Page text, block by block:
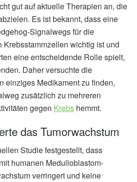
gut auf aktuelle Therapien an, die
Es ist bekannt, dass eine
Signalwegs für die
Krebsstammzellen wichtig ist und
eine entscheidende Rolle spielt,
Daher versuchte die
einziges Medikament zu finden,
zusätzlich zu mehreren
gegen Krebs hemmt.
das Tumorwachstum
Studie festgestellt, dass
humanen Medulloblastom-
verringert und keine